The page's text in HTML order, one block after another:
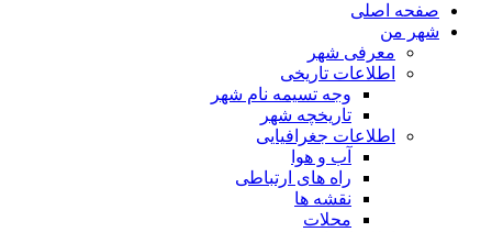
صفحه اصلی
شهر من
معرفی شهر
اطلاعات تاریخی
وجه تسیمه نام شهر
تاریخچه شهر
اطلاعات جغرافیایی
آب و هوا
راه های ارتباطی
نقشه ها
محلات